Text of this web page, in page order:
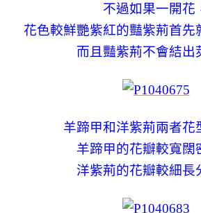
不過如果一開花
花色較鮮艷紫紅的豔紫荊首先
而且豔紫荊不會結出
羊蹄甲和洋紫荊兩者花
羊蹄甲的花瓣較寬闊
洋紫荊的花瓣較細長